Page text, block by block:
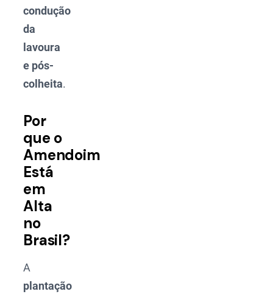
condução
da
lavoura
e pós-
colheita.
Por
que o
Amendoim
Está
em
Alta
no
Brasil?
A
plantação